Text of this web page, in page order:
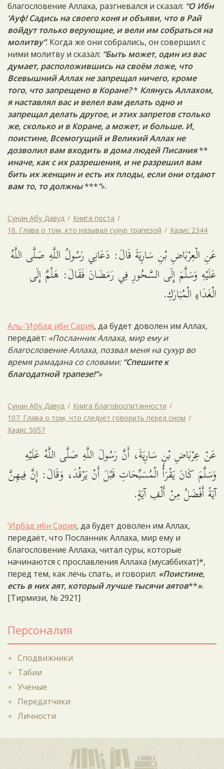
благословение Аллаха, разгневался и сказал: “О Ибн
‘Ауф! Садись на своего коня и объяви, что в Рай
войдут только верующие, и вели им собраться на
молитву”. Когда же они собрались, он совершил с
ними молитву и сказал: “Быть может, один из вас
думает, расположившись на своём ложе, что
Всевышний Аллах не запрещал ничего, кроме
того, что запрещено в Коране?* Клянусь Аллахом,
я наставлял вас и велел вам делать одно и
запрещал делать другое, и этих запретов столько
же, сколько и в Коране, а может, и больше. И,
поистине, Всемогущий и Великий Аллах не
дозволил вам входить в дома людей Писания**
иначе, как с их разрешения, и не разрешил вам
бить их женщин и есть их плоды, если они отдают
вам то, то должны***”».
Сунан Абу Давуд
Книга поста
16. Глава о том, кто называл сухур трапезой
Хадис 2344
عَنِ الْعِرْبَاضِ بْنِ سَارِيَةَ قَالَ: دَعَانِي رَسُولُ اللَّهِ صَلَّى اللَّهُ
عَلَيْهِ وَسَلَّمَ إِلَى السَّحُورِ فِي رَمَضَانَ فَقَالَ: هَلُمَّ إِلَى
الْغَدَاءِ الْمُبَارَكِ.
Аль-‘Ирбад ибн Сария, да будет доволен им Аллах,
передаёт: «Посланник Аллаха, мир ему и
благословение Аллаха, позвал меня на сухур во
время рамадана со словами: “Спешите к
благодатной трапезе!”»
Сунан Абу Давуд
Книга благовоспитанности
107. Глава о том, что следует говорить перед сном
Хадис 5057
عَنْ عِرْبَاضِ بْنِ سَارِيَةَ، أَنَّ رَسُولَ اللَّهِ صَلَّى اللَّهُ عَلَيْهِ
وَسَلَّمَ كَانَ يَقْرَأُ الْمُسَبِّحَاتِ قَبْلَ أَنْ يَرْقُدَ، وَقَالَ: إِنَّ فِيهِنَّ
آيَةً أَفْضَلُ مِنْ أَلْفِ آيَةٍ.
‘Ирбад ибн Сария, да будет доволен им Аллах,
передаёт, что Посланник Аллаха, мир ему и
благословение Аллаха, читал суры, которые
начинаются с прославления Аллаха (мусаббихат)*,
перед тем, как лечь спать, и говорил: «Поистине,
есть в них аят, который лучше тысячи аятов**».
[Тирмизи, № 2921]
Персоналия
Сподвижники
Табии
Ученые
Передатчики
Личности